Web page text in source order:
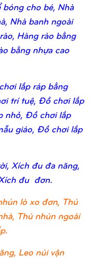
cho bé, Nhà
Nhà banh ngoài
Hàng rào bằng
bằng nhựa cao
lắp ráp bằng
trí tuệ, Đồ chơi lắp
nhỏ, Đồ chơi lắp
giáo, Đồ chơi lắp
Xích đu đa năng,
đu đơn.
lò xo đơn, Thú
Thú nhún ngoài
Leo núi vận